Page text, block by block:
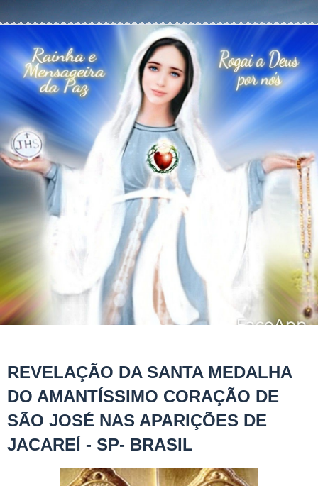
REVELAÇÃO DA SANTA MEDALHA
DO AMANTÍSSIMO CORAÇÃO DE
SÃO JOSÉ NAS APARIÇÕES DE
JACAREÍ - SP- BRASIL